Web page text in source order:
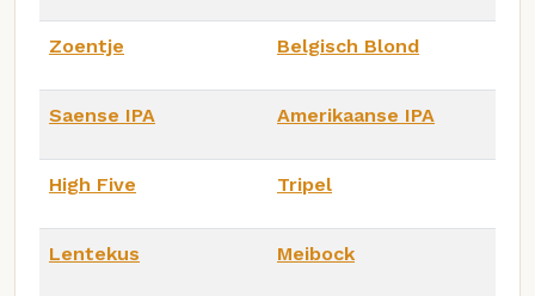
Zoentje Belgisch Blond
Saense IPA Amerikaanse IPA
High Five Tripel
Lentekus Meibock